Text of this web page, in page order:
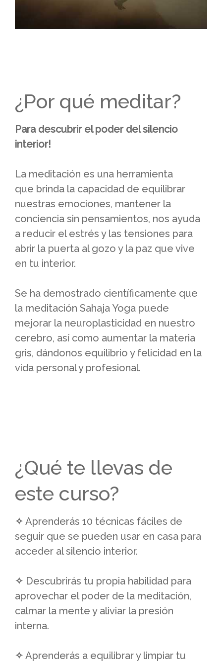
¿Por qué meditar?
Para descubrir el poder del silencio
interior!
La meditación es una herramienta
que brinda la capacidad de equilibrar
nuestras emociones, mantener la
conciencia sin pensamientos, nos ayuda
a reducir el estrés y las tensiones para
abrir la puerta al gozo y la paz que vive
en tu interior.
Se ha demostrado científicamente que
la meditación Sahaja Yoga puede
mejorar la neuroplasticidad en nuestro
cerebro, así como aumentar la materia
gris, dándonos equilibrio y felicidad en la
vida personal y profesional.
¿Qué te llevas de
este curso?
✧ Aprenderás 10 técnicas fáciles de
seguir que se pueden usar en casa para
acceder al silencio interior.
✧ Descubrirás tu propia habilidad para
aprovechar el poder de la meditación,
calmar la mente y aliviar la presión
interna.
✧ Aprenderás a equilibrar y limpiar tu